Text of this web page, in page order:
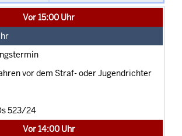
Vor 15:00 Uhr
vor dem Straf- oder Jugendrichter
523/24
Vor 14:00 Uhr